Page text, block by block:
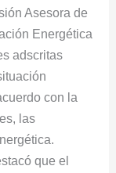
Asesora de
Energética
adscritas
con la
las
que el